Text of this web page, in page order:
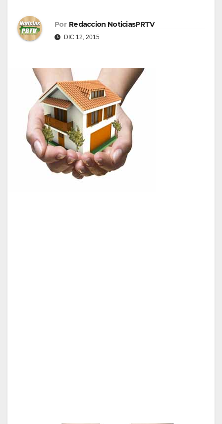
Por Redaccion NoticiasPRTV
DIC 12, 2015